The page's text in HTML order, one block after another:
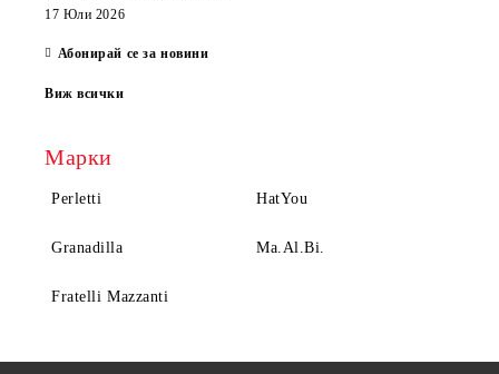
17 Юли 2026
Абонирай се за новини
Виж всички
Марки
Perletti HatYou
Granadilla Ma.Al.Bi.
Fratelli Mazzanti